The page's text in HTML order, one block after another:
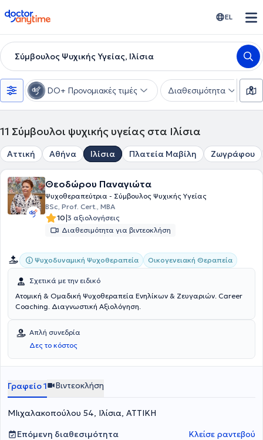
doctoranytime EL
Σύμβουλος Ψυχικής Υγείας, Ιλίσια
DO+ Προνομιακές τιμές Διαθεσιμότητα
11 Σύμβουλοι ψυχικής υγείας στα Ιλίσια
Αττική Αθήνα Ιλίσια Πλατεία Μαβίλη Ζωγράφου
Θεοδώρου Παναγιώτα
Ψυχοθεραπεύτρια - Σύμβουλος Ψυχικής Υγείας
BSc, Prof. Cert., MBA
10|3 αξιολογήσεις
Διαθεσιμότητα για βιντεοκλήση
Ψυχοδυναμική Ψυχοθεραπεία Οικογενειακή Θεραπεία
Σχετικά με την ειδικό
Ατομική & Ομαδική Ψυχοθεραπεία Ενηλίκων & Ζευγαριών. Career
Coaching. Διαγνωστική Αξιολόγηση.
Απλή συνεδρία
Δες το κόστος
Γραφείο 1 Βιντεοκλήση
ΜΙιχαλακοπούλου 54, Ιλίσια, ΑΤΤΙΚΗ
Επόμενη διαθεσιμότητα
Κλείσε ραντεβού